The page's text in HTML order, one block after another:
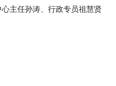
主任孙涛、行政专员祖慧贤